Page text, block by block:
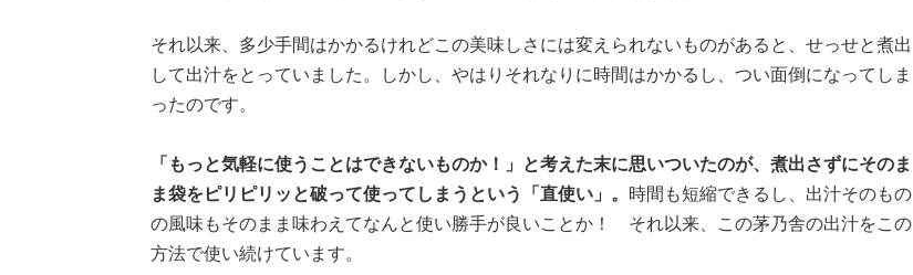
それ以来、多少手間はかかるけれどこの美味しさには変えられないものがあると、せっせと煮出
して出汁をとっていました。しかし、やはりそれなりに時間はかかるし、つい面倒になってしま
ったのです。
「もっと気軽に使うことはできないものか！」と考えた末に思いついたのが、煮出さずにそのま
ま袋をピリピリッと破って使ってしまうという「直使い」。 時間も短縮できるし、出汁そのもの
の風味もそのまま味わえてなんと使い勝手が良いことか！ それ以来、この茅乃舎の出汁をこの
方法で使い続けています。